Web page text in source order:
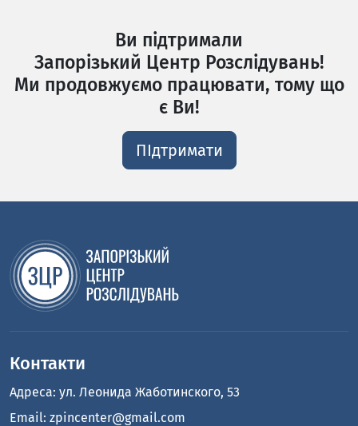
Ви підтримали
Запорізький Центр Розслідувань!
Ми продовжуємо працювати, тому що
є Ви!
ПІдтримати
Контакти
Адреса: ул. Леонида Жаботинского, 53
Email: zpincenter@gmail.com